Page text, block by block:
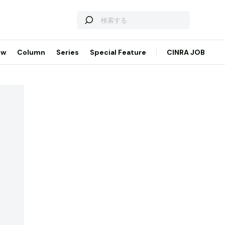
Column Series Special Feature CINRA JOB